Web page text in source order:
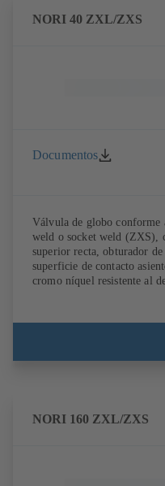
NORI 40 ZXL/ZXS
Documentos
Válvula de globo
weld o socket weld (ZXS),
superior recta, obturador
superficie de contacto
cromo níquel resistente al
NORI 160 ZXL/ZXS